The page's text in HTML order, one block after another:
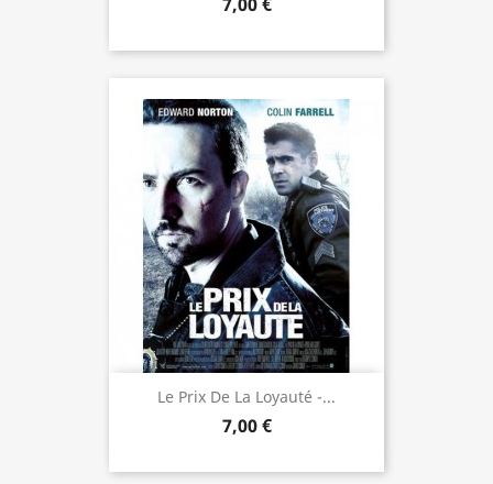
Le Prix De La Loyauté -...
7,00 €